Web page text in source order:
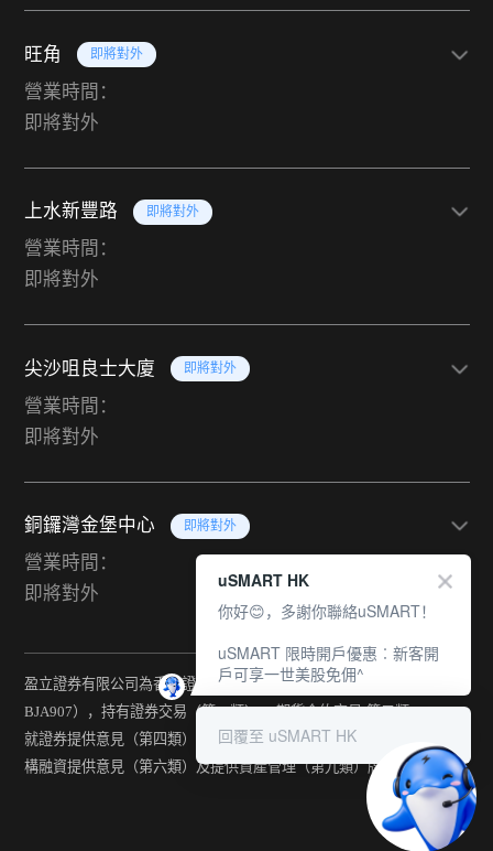
旺角 即將對外
營業時間：
即將對外
上水新豐路 即將對外
營業時間：
即將對外
尖沙咀良士大廈 即將對外
營業時間：
即將對外
銅鑼灣金堡中心 即將對外
營業時間：
即將對外
盈立證券有限公司為香港證監會持牌法團（中央編號：
BJA907），持有證券交易（第一類） 、期貨合約交易(第二類) 、
就證券提供意見（第四類） 、就期貨合約提供意見(第五類) 、就機
構融資提供意見（第六類）及提供資產管理（第九類）牌照。
uSMART HK
你好😊，多謝你聯絡uSMART！
uSMART 限時開戶優惠︰新客開
戶可享一世美股免佣^
回覆至 uSMART HK